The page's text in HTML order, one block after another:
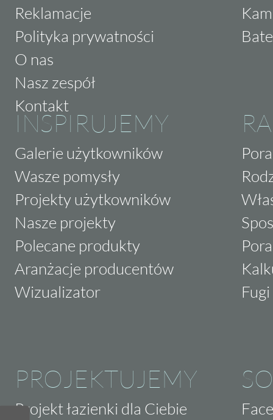
Reklamacje
Polityka prywatności
O nas
Nasz zespół
Kontakt
INSPIRUJEMY
Galerie użytkowników
Wasze pomysły
Projekty użytkowników
Nasze projekty
Polecane produkty
Aranżacje producentów
Wizualizator
PROJEKTUJEMY
Projekt łazienki dla Ciebie